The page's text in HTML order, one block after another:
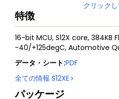
クリック
特徴
16-bit MCU, S12X core, 384KB
-40/+125degC, Automotive
データ・シート:PDF
全ての情報 S12XE
パッケージ